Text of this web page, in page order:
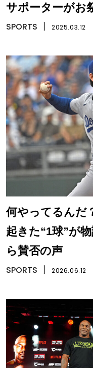
サポーターがお
た」「チームは
SPORTS 2025.03.12
何やってるんだ
起きた“1球”が
ら賛否の声
SPORTS 2026.06.12